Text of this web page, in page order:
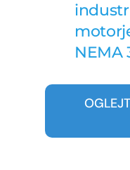
NEMA